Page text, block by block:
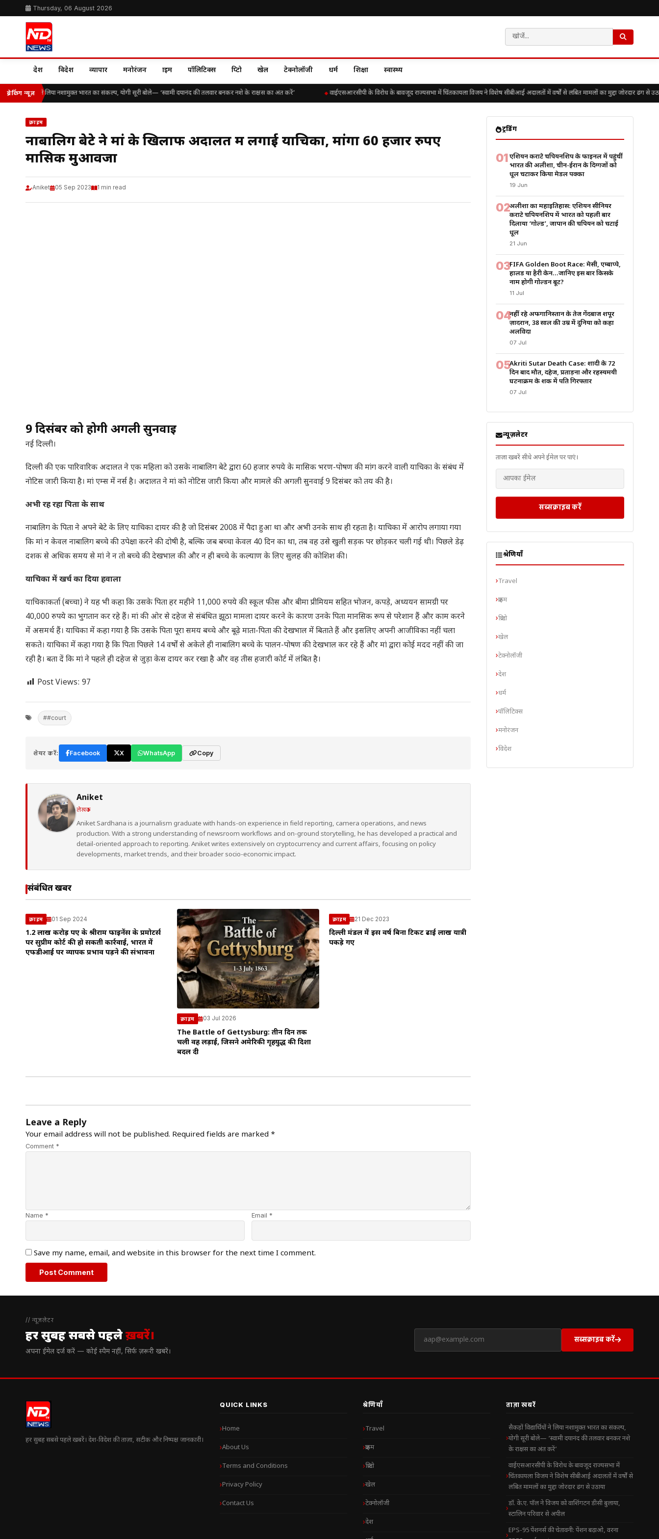
Thursday, 06 August 2026
देश विदेश व्यापार मनोरंजन क्राइम पॉलिटिक्स क्रिप्टो खेल टेक्नोलॉजी धर्म शिक्षा स्वास्थ्य
ब्रेकिंग न्यूज़
विद्यार्थियों ने लिया नशामुक्त भारत का संकल्प, योगी सूरी बोले— ‘स्वामी दयानंद की तलवार बनकर नशे के राक्षस का अंत करें’ वाईएसआरसीपी के विरोध के बावजूद राज्यसभा में चिंतकायला विजय ने विशेष सीबीआई अदालतों में वर्षों से लंबित मामलों का मुद्दा जोरदार ढंग से उठाया
क्राइम
नाबालिग बेटे ने मां के खिलाफ अदालत में लगाई याचिका, मांगा 60 हजार रुपए
मासिक मुआवजा
Aniket 05 Sep 2023 1 min read
9 दिसंबर को होगी अगली सुनवाई
नई दिल्ली।
दिल्ली की एक पारिवारिक अदालत ने एक महिला को उसके नाबालिग बेटे द्वारा 60 हजार रुपये के मासिक भरण-पोषण की मांग करने वाली याचिका के संबंध में
नोटिस जारी किया है। मां एम्स में नर्स है। अदालत ने मां को नोटिस जारी किया और मामले की अगली सुनवाई 9 दिसंबर को तय की है।
अभी रह रहा पिता के साथ
नाबालिग के पिता ने अपने बेटे के लिए याचिका दायर की है जो दिसंबर 2008 में पैदा हुआ था और अभी उनके साथ ही रहता है। याचिका में आरोप लगाया गया
कि मां न केवल नाबालिग बच्चे की उपेक्षा करने की दोषी है, बल्कि जब बच्चा केवल 40 दिन का था, तब वह उसे खुली सड़क पर छोड़कर चली गई थी। पिछले डेढ़
दशक से अधिक समय से मां ने न तो बच्चे की देखभाल की और न ही बच्चे के कल्याण के लिए सुलह की कोशिश की।
याचिका में खर्च का दिया हवाला
याचिकाकर्ता (बच्चा) ने यह भी कहा कि उसके पिता हर महीने 11,000 रुपये की स्कूल फीस और बीमा प्रीमियम सहित भोजन, कपड़े, अध्ययन सामग्री पर
40,000 रुपये का भुगतान कर रहे हैं। मां की ओर से दहेज से संबंधित झूठा मामला दायर करने के कारण उनके पिता मानसिक रूप से परेशान हैं और काम करने
में असमर्थ हैं। याचिका में कहा गया है कि उसके पिता पूरा समय बच्चे और बूढ़े माता-पिता की देखभाल में बिताते हैं और इसलिए अपनी आजीविका नहीं चला
सकते। याचिका में कहा गया है कि पिता पिछले 14 वर्षों से अकेले ही नाबालिग बच्चे के पालन-पोषण की देखभाल कर रहे हैं और मां द्वारा कोई मदद नहीं की जा
रही है। बता दें कि मां ने पहले ही दहेज से जुड़ा केस दायर कर रखा है और वह तीस हजारी कोर्ट में लंबित है।
Post Views: 97
##court
शेयर करें: Facebook X WhatsApp Copy
Aniket
लेखक
Aniket Sardhana is a journalism graduate with hands-on experience in field reporting, camera operations, and news
production. With a strong understanding of newsroom workflows and on-ground storytelling, he has developed a practical and
detail-oriented approach to reporting. Aniket writes extensively on cryptocurrency and current affairs, focusing on policy
developments, market trends, and their broader socio-economic impact.
संबंधित खबरें
क्राइम 01 Sep 2024
1.2 लाख करोड़ रुपए के श्रीराम फाइनेंस के प्रमोटर्स
पर सुप्रीम कोर्ट की हो सकती कार्रवाई, भारत में
एफडीआई पर व्यापक प्रभाव पड़ने की संभावना
क्राइम 03 Jul 2026
The Battle of Gettysburg: तीन दिन तक
चली वह लड़ाई, जिसने अमेरिकी गृहयुद्ध की दिशा
बदल दी
क्राइम 21 Dec 2023
दिल्ली मंडल में इस वर्ष बिना टिकट ढाई लाख यात्री
पकड़े गए
Leave a Reply
Your email address will not be published. Required fields are marked *
Comment *
Name * Email *
Save my name, email, and website in this browser for the next time I comment.
ट्रेंडिंग
01एशियन कराटे चैंपियनशिप के फाइनल में पहुंचीं
भारत की अलीशा, चीन-ईरान के दिग्गजों को
धूल चटाकर किया मेडल पक्का
19 Jun
02अलीशा का महाइतिहास: एशियन सीनियर
कराटे चैंपियनशिप में भारत को पहली बार
दिलाया ‘गोल्ड’, जापान की चैंपियन को चटाई
धूल
21 Jun
03FIFA Golden Boot Race: मेसी, एम्बाप्पे,
हालैंड या हैरी केन…जानिए इस बार किसके
नाम होगी गोल्डन बूट?
11 Jul
04नहीं रहे अफगानिस्तान के तेज गेंदबाज शपूर
ज़ादरान, 38 साल की उम्र में दुनिया को कहा
अलविदा
07 Jul
05Akriti Sutar Death Case: शादी के 72
दिन बाद मौत, दहेज, प्रताड़ना और रहस्यमयी
घटनाक्रम के शक में पति गिरफ्तार
07 Jul
न्यूज़लेटर
ताज़ा खबरें सीधे अपने ईमेल पर पाएं।
सब्सक्राइब करें
श्रेणियाँ
Travel
क्राइम
क्रिप्टो
खेल
टेक्नोलॉजी
देश
धर्म
पॉलिटिक्स
मनोरंजन
विदेश
// न्यूज़लेटर
हर सुबह सबसे पहलेख़बरें।
अपना ईमेल दर्ज करें — कोई स्पैम नहीं, सिर्फ ज़रूरी खबरें।
सब्सक्राइब करें
हर सुबह सबसे पहले खबरें। देश-विदेश की ताज़ा, सटीक और निष्पक्ष जानकारी।
QUICK LINKS
Home
About Us
Terms and Conditions
Privacy Policy
Contact Us
श्रेणियाँ
Travel
क्राइम
क्रिप्टो
खेल
टेक्नोलॉजी
देश
ताज़ा खबरें
सैकड़ों विद्यार्थियों ने लिया नशामुक्त भारत का संकल्प,
योगी सूरी बोले— ‘स्वामी दयानंद की तलवार बनकर नशे
के राक्षस का अंत करें’
वाईएसआरसीपी के विरोध के बावजूद राज्यसभा में
चिंतकायला विजय ने विशेष सीबीआई अदालतों में वर्षों से
लंबित मामलों का मुद्दा जोरदार ढंग से उठाया
डॉ. के.ए. पॉल ने विजय को वाशिंगटन डीसी बुलाया,
स्टालिन परिवार से अपील
EPS-95 पेंशनर्स की चेतावनी: पेंशन बढ़ाओ, वरना